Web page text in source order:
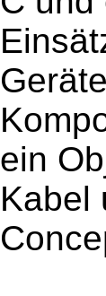
ein
Kabel